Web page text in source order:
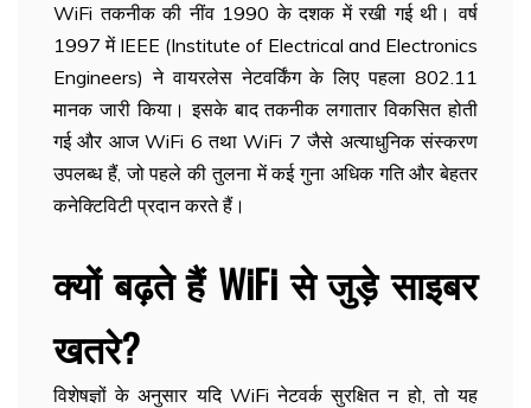
WiFi तकनीक की नींव 1990 के दशक में रखी गई थी। वर्ष
1997 में IEEE (Institute of Electrical and Electronics
Engineers) ने वायरलेस नेटवर्किंग के लिए पहला 802.11
मानक जारी किया। इसके बाद तकनीक लगातार विकसित होती
गई और आज WiFi 6 तथा WiFi 7 जैसे अत्याधुनिक संस्करण
उपलब्ध हैं, जो पहले की तुलना में कई गुना अधिक गति और बेहतर
कनेक्टिविटी प्रदान करते हैं।
क्यों बढ़ते हैं WiFi से जुड़े साइबर
खतरे?
विशेषज्ञों के अनुसार यदि WiFi नेटवर्क सुरक्षित न हो, तो यह